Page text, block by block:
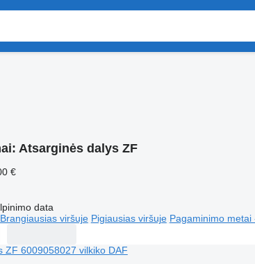
Atsarginės dalys ZF
€
data
Brangiausias viršuje Pigiausias viršuje Pagaminimo metai